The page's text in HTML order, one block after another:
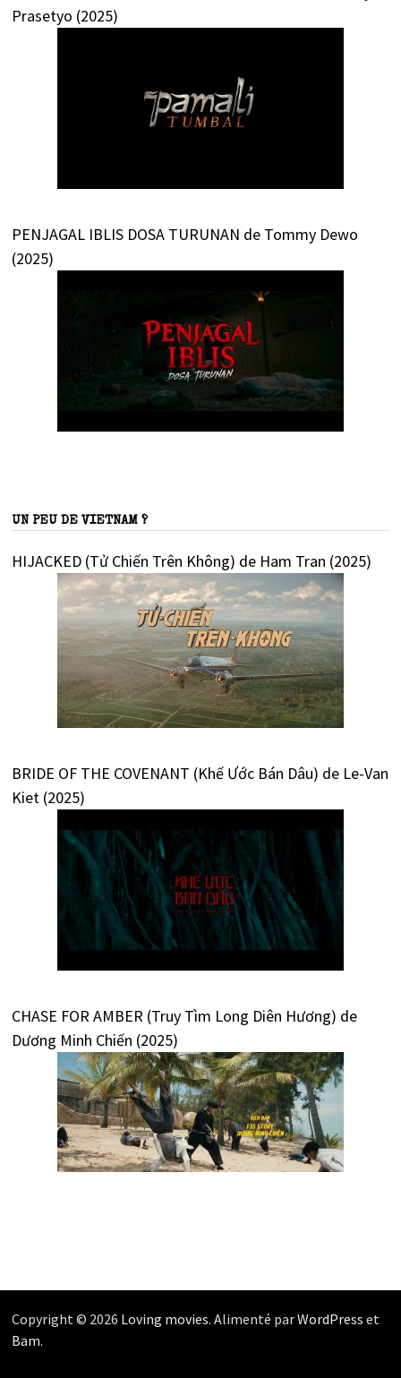
Prasetyo (2025)
PENJAGAL IBLIS DOSA TURUNAN de Tommy Dewo
(2025)
UN PEU DE VIETNAM ?
HIJACKED (Tử Chiến Trên Không) de Ham Tran (2025)
BRIDE OF THE COVENANT (Khế Ước Bán Dâu) de Le-Van
Kiet (2025)
CHASE FOR AMBER (Truy Tìm Long Diên Hương) de
Dương Minh Chiến (2025)
Copyright © 2026 Loving movies. Alimenté parWordPress et
Bam.